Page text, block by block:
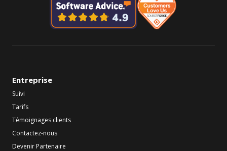
Entreprise
Suivi
Tarifs
Témoignages clients
Contactez-nous
Devenir Partenaire